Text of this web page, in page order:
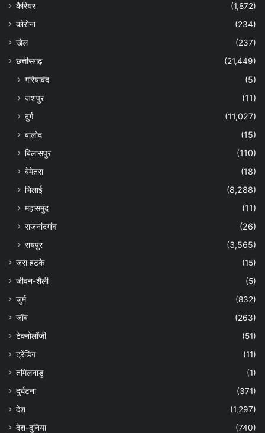
कैरियर
(1,872)
कोरोना
(234)
खेल
(237)
छत्तीसगढ़
(21,449)
गरियाबंद
(5)
जशपुर
(11)
दुर्ग
(11,027)
बालोद
(15)
बिलासपुर
(110)
बेमेतरा
(18)
भिलाई
(8,288)
महासमुंद
(11)
राजनांदगांव
(26)
रायपुर
(3,565)
जरा हटके
(15)
जीवन-शैली
(5)
जुर्म
(832)
जॉब
(263)
टेक्नोलॉजी
(51)
ट्रेंडिंग
(11)
तमिलनाडु
(1)
दुर्घटना
(371)
देश
(1,297)
देश-दुनिया
(740)